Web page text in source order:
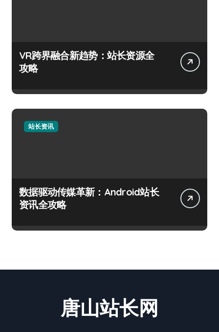
VR跨界融合新趋势：站长资源全
攻略
站长资讯
数据驱动传媒革新：Android站长
资讯全攻略
唐山站长网